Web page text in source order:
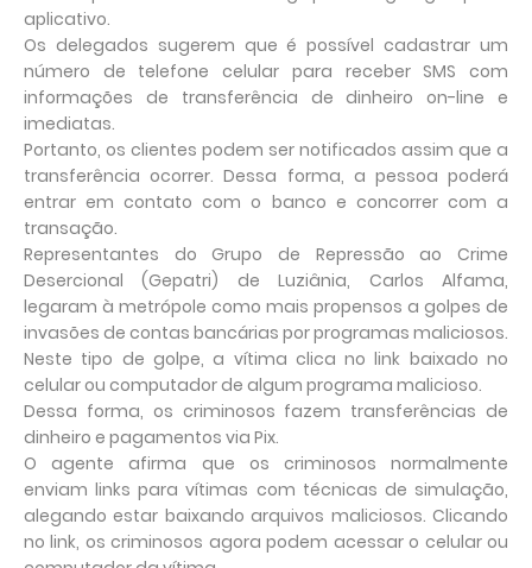
aplicativo.
Os delegados sugerem que é possível cadastrar um
número de telefone celular para receber SMS com
informações de transferência de dinheiro on-line e
imediatas.
Portanto, os clientes podem ser notificados assim que a
transferência ocorrer. Dessa forma, a pessoa poderá
entrar em contato com o banco e concorrer com a
transação.
Representantes do Grupo de Repressão ao Crime
Desercional (Gepatri) de Luziânia, Carlos Alfama,
legaram à metrópole como mais propensos a golpes de
invasões de contas bancárias por programas maliciosos.
Neste tipo de golpe, a vítima clica no link baixado no
celular ou computador de algum programa malicioso.
Dessa forma, os criminosos fazem transferências de
dinheiro e pagamentos via Pix.
O agente afirma que os criminosos normalmente
enviam links para vítimas com técnicas de simulação,
alegando estar baixando arquivos maliciosos. Clicando
no link, os criminosos agora podem acessar o celular ou